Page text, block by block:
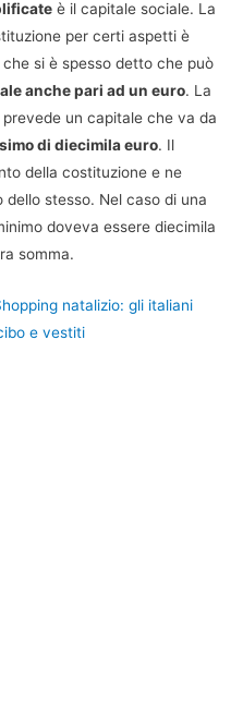
è il capitale sociale. La
per certi aspetti è
si è spesso detto che può
anche pari ad un euro. La
un capitale che va da
di diecimila euro. Il
della costituzione e ne
stesso. Nel caso di una
doveva essere diecimila
somma.
natalizio: gli italiani
e vestiti